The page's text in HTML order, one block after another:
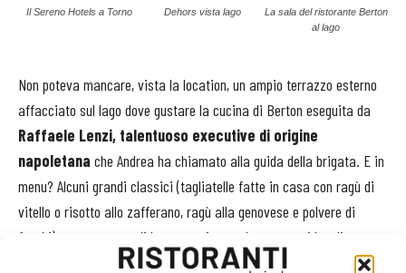
Il Sereno Hotels a Torno Dehors vista lago
La sala del ristorante Berton
al lago
Non poteva mancare, vista la location, un ampio terrazzo esterno
affacciato sul lago dove gustare la cucina di Berton eseguita da
Raffaele Lenzi, talentuoso executive di origine
napoletana che Andrea ha chiamato alla guida della brigata. E in
menu? Alcuni grandi classici (tagliatelle fatte in casa con ragù di
vitello o risotto allo zafferano, ragù alla genovese e polvere di
funghi) e tanto pesce di lago, acquistato da pescatori locali e
proposto in ogni portata: dagli gnocchi di patate e peperoncini